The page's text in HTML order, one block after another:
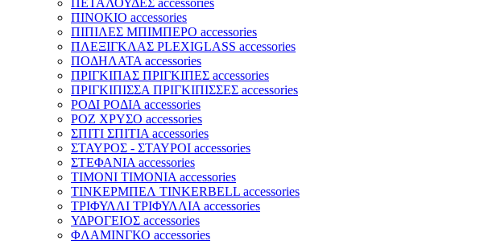
ΠΕΤΑΛΟΥΔΕΣ accessories
ΠΙΝΟΚΙΟ accessories
ΠΙΠΙΛΕΣ ΜΠΙΜΠΕΡΟ accessories
ΠΛΕΞΙΓΚΛΑΣ PLEXIGLASS accessories
ΠΟΔΗΛΑΤΑ accessories
ΠΡΙΓΚΙΠΑΣ ΠΡΙΓΚΙΠΕΣ accessories
ΠΡΙΓΚΙΠΙΣΣΑ ΠΡΙΓΚΙΠΙΣΣΕΣ accessories
ΡΟΔΙ ΡΟΔΙΑ accessories
ΡΟΖ ΧΡΥΣΟ accessories
ΣΠΙΤΙ ΣΠΙΤΙΑ accessories
ΣΤΑΥΡΟΣ - ΣΤΑΥΡΟΙ accessories
ΣΤΕΦΑΝΙΑ accessories
ΤΙΜΟΝΙ ΤΙΜΟΝΙΑ accessories
ΤΙΝΚΕΡΜΠΕΛ TINKERBELL accessories
ΤΡΙΦΥΛΛΙ ΤΡΙΦΥΛΛΙΑ accessories
ΥΔΡΟΓΕΙΟΣ accessories
ΦΛΑΜΙΝΓΚΟ accessories